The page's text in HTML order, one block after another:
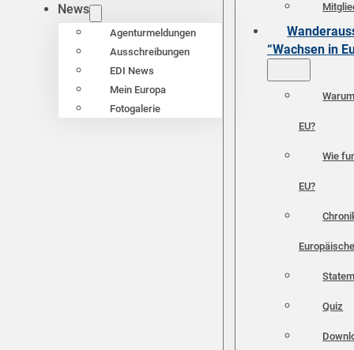
News
Agenturmeldungen
Ausschreibungen
EDI News
Mein Europa
Fotogalerie
“Wachsen in
EU?
Wie
EU?
Quiz